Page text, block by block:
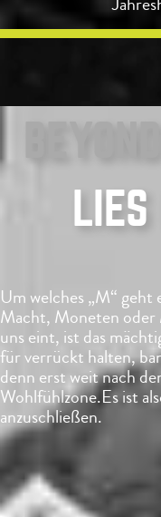
Um welches „M“ geht
Macht, Moneten oder
uns eint, ist das
für verrückt halten,
denn erst weit nach
Wohlfühlzone.Es ist
anzuschließen.